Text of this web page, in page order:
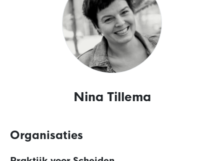
Nina Tillema
Organisaties